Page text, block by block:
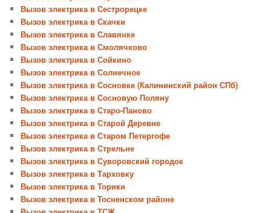
Вызов электрика в Сестрорецке
Вызов электрика в Скачки
Вызов электрика в Славянке
Вызов электрика в Смолячково
Вызов электрика в Сойкино
Вызов электрика в Солнечное
Вызов электрика в Сосновке (Калининский район СПб)
Вызов электрика в Сосновую Поляну
Вызов электрика в Старо-Паново
Вызов электрика в Старой Деревне
Вызов электрика в Старом Петергофе
Вызов электрика в Стрельне
Вызов электрика в Суворовский городок
Вызов электрика в Тарховку
Вызов электрика в Торики
Вызов электрика в Тосненском районе